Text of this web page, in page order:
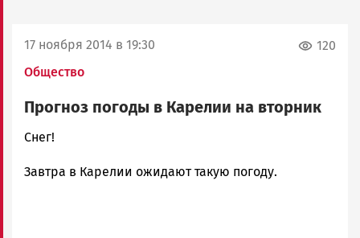
17 ноября 2014 в 19:30
Общество
120
Прогноз погоды в Карелии на вторник
admintimur
Петрозаводска
Снег!
Завтра в Карелии ожидают такую погоду.